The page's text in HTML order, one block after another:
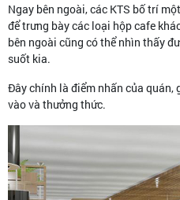
Ngay bên ngoài, các KTS bố trí
để trưng bày các loại hộp cafe
bên ngoài cũng có thể nhìn thấy
suốt kia.
Đây chính là điểm nhấn của quán,
vào và thưởng thức.